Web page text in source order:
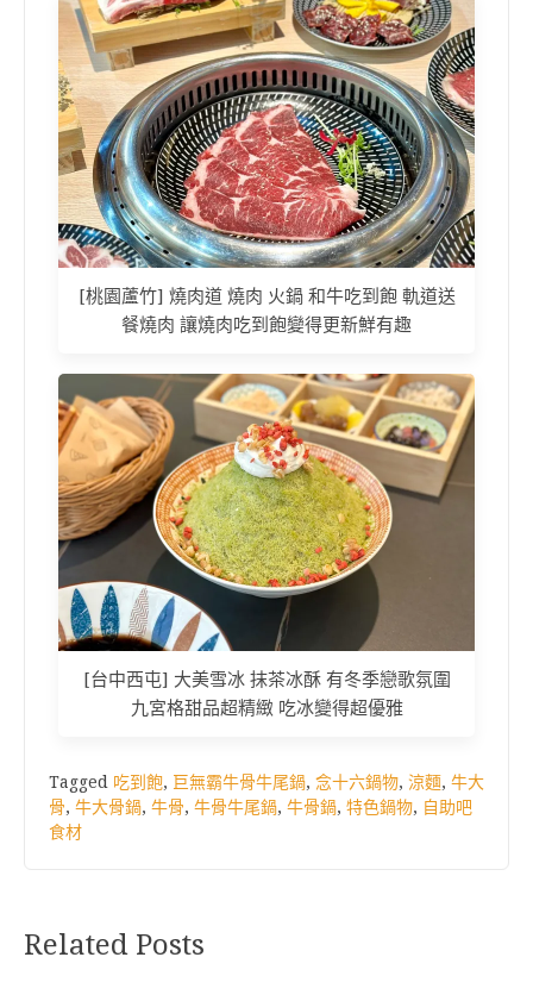
[桃園蘆竹] 燒肉道 燒肉 火鍋 和牛吃到飽 軌道送
餐燒肉 讓燒肉吃到飽變得更新鮮有趣
[台中西屯] 大美雪冰 抹茶冰酥 有冬季戀歌氛圍
九宮格甜品超精緻 吃冰變得超優雅
Tagged 吃到飽, 巨無霸牛骨牛尾鍋, 念十六鍋物, 涼麵, 牛大
骨, 牛大骨鍋, 牛骨, 牛骨牛尾鍋, 牛骨鍋, 特色鍋物, 自助吧
食材
Related Posts